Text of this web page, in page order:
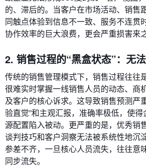
的、滞后的。当客户在市场活动、销售
同触点体验到信息不一致、服务不连贯
协作效率的巨大浪费，更会严重损害来
2. 销售过程的“黑盒状态”：无
传统的销售管理模式下，销售过程往往
很难实时掌握一线销售人员的动态、商
及客户的核心诉求。这导致销售预测严
验直觉”和主观汇报，准确率极低，使
源配置陷入被动。更严重的是，优秀销
谈判技巧和客户洞察无法被系统性地沉
参差不齐，一旦核心人员流失，往往意
同步流失。